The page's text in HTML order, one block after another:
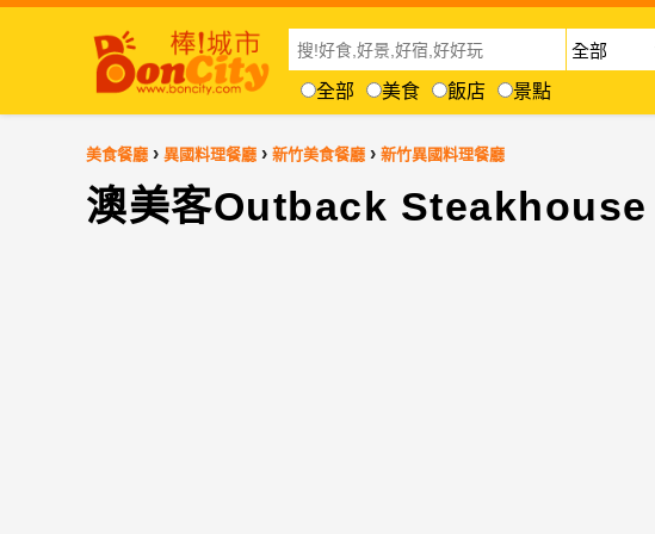
全部 美食 飯店 景點
美食餐廳 › 異國料理餐廳 › 新竹美食餐廳 › 新竹異國料理餐廳
澳美客Outback Steakhouse